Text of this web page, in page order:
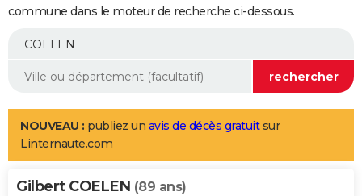
Essais
Réserver un essai
Citadines
Berlines
SUV
Forum auto
+
Mobiles
Meilleur smartphone
Internet
Ordinateurs
Jeux vidéo
Guide high-tech
Aménagement intérieur
LIFESTYLE
Art de vivre
Bien-être
Loisirs
Mode
Modes de vie
Alimentation
Guide de la santé
Maladies
Médicaments
Sommeil
VOYAGE
commune dans le moteur de recherche ci-dessous.
NOUVEAU : publiez un avis de décès gratuitsur
Linternaute.com
Gilbert COELEN (89 ans)